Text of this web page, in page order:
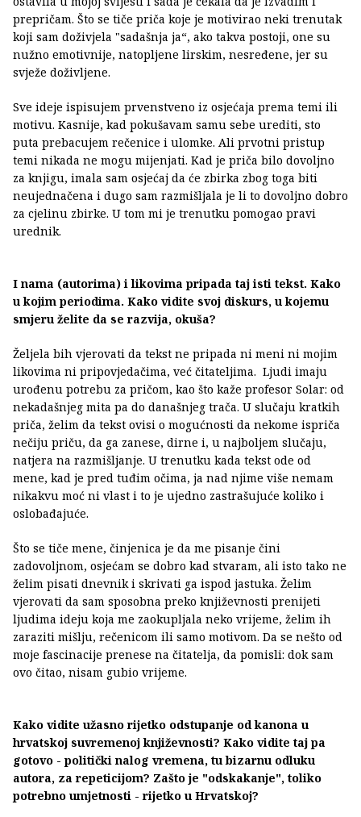
prepričam. Što se tiče priča koje je motivirao neki trenutak
koji sam doživjela "sadašnja ja“, ako takva postoji, one su
nužno emotivnije, natopljene lirskim, nesređene, jer su
svježe doživljene.
Sve ideje ispisujem prvenstveno iz osjećaja prema temi ili
motivu. Kasnije, kad pokušavam samu sebe urediti, sto
puta prebacujem rečenice i ulomke. Ali prvotni pristup
temi nikada ne mogu mijenjati. Kad je priča bilo dovoljno
za knjigu, imala sam osjećaj da će zbirka zbog toga biti
neujednačena i dugo sam razmišljala je li to dovoljno dobro
za cjelinu zbirke. U tom mi je trenutku pomogao pravi
urednik.
I nama (autorima) i likovima pripada taj isti tekst. Kako
u kojim periodima. Kako vidite svoj diskurs, u kojemu
smjeru želite da se razvija, okuša?
Željela bih vjerovati da tekst ne pripada ni meni ni mojim
likovima ni pripovjedačima, već čitateljima. Ljudi imaju
urođenu potrebu za pričom, kao što kaže profesor Solar: od
nekadašnjeg mita pa do današnjeg trača. U slučaju kratkih
priča, želim da tekst ovisi o mogućnosti da nekome ispriča
nečiju priču, da ga zanese, dirne i, u najboljem slučaju,
natjera na razmišljanje. U trenutku kada tekst ode od
mene, kad je pred tuđim očima, ja nad njime više nemam
nikakvu moć ni vlast i to je ujedno zastrašujuće koliko i
oslobađajuće.
Što se tiče mene, činjenica je da me pisanje čini
zadovoljnom, osjećam se dobro kad stvaram, ali isto tako ne
želim pisati dnevnik i skrivati ga ispod jastuka. Želim
vjerovati da sam sposobna preko književnosti prenijeti
ljudima ideju koja me zaokupljala neko vrijeme, želim ih
zaraziti mišlju, rečenicom ili samo motivom. Da se nešto od
moje fascinacije prenese na čitatelja, da pomisli: dok sam
ovo čitao, nisam gubio vrijeme.
Kako vidite užasno rijetko odstupanje od kanona u
hrvatskoj suvremenoj književnosti? Kako vidite taj pa
gotovo - politički nalog vremena, tu bizarnu odluku
autora, za repeticijom? Zašto je "odskakanje", toliko
potrebno umjetnosti - rijetko u Hrvatskoj?